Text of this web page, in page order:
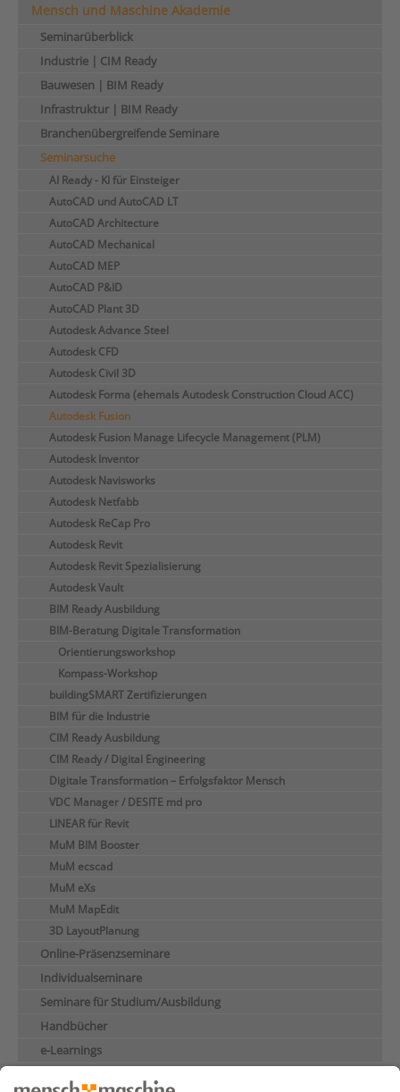
Mensch und Maschine Akademie
Seminarüberblick
Industrie | CIM Ready
Bauwesen | BIM Ready
Infrastruktur | BIM Ready
Branchenübergreifende Seminare
Seminarsuche
AI Ready - KI für Einsteiger
AutoCAD und AutoCAD LT
AutoCAD Architecture
AutoCAD Mechanical
AutoCAD MEP
AutoCAD P&ID
AutoCAD Plant 3D
Autodesk Advance Steel
Autodesk CFD
Autodesk Civil 3D
Autodesk Forma (ehemals Autodesk Construction Cloud ACC)
Autodesk Fusion
Autodesk Fusion Manage Lifecycle Management (PLM)
Autodesk Inventor
Autodesk Navisworks
Autodesk Netfabb
Autodesk ReCap Pro
Autodesk Revit
Autodesk Revit Spezialisierung
Autodesk Vault
BIM Ready Ausbildung
BIM-Beratung Digitale Transformation
Orientierungsworkshop
Kompass-Workshop
buildingSMART Zertifizierungen
BIM für die Industrie
CIM Ready Ausbildung
CIM Ready / Digital Engineering
Digitale Transformation – Erfolgsfaktor Mensch
VDC Manager / DESITE md pro
LINEAR für Revit
MuM BIM Booster
MuM ecscad
MuM eXs
MuM MapEdit
3D LayoutPlanung
Online-Präsenzseminare
Individualseminare
Seminare für Studium/Ausbildung
Handbücher
e-Learnings